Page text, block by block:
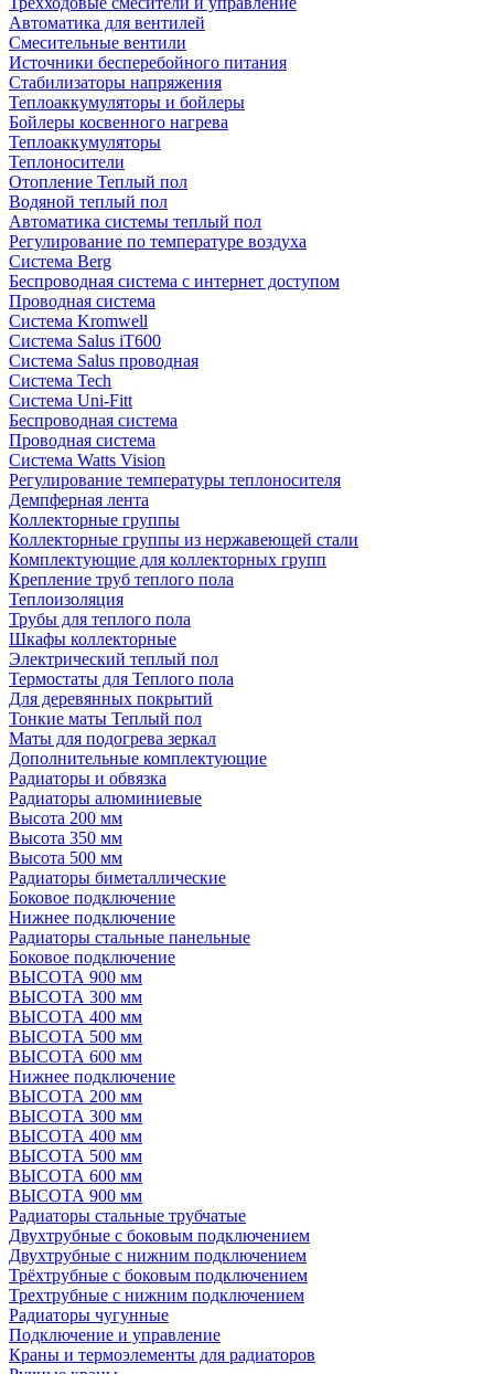
Автоматика для вентилей
Смесительные вентили
Источники бесперебойного питания
Стабилизаторы напряжения
Теплоаккумуляторы и бойлеры
Бойлеры косвенного нагрева
Теплоаккумуляторы
Теплоносители
Отопление Теплый пол
Водяной теплый пол
Автоматика системы теплый пол
Регулирование по температуре воздуха
Система Berg
Беспроводная система с интернет доступом
Проводная система
Система Kromwell
Система Salus iT600
Система Salus проводная
Система Tech
Система Uni-Fitt
Беспроводная система
Проводная система
Система Watts Vision
Регулирование температуры теплоносителя
Демпферная лента
Коллекторные группы
Коллекторные группы из нержавеющей стали
Комплектующие для коллекторных групп
Крепление труб теплого пола
Теплоизоляция
Трубы для теплого пола
Шкафы коллекторные
Электрический теплый пол
Термостаты для Теплого пола
Для деревянных покрытий
Тонкие маты Теплый пол
Маты для подогрева зеркал
Дополнительные комплектующие
Радиаторы и обвязка
Радиаторы алюминиевые
Высота 200 мм
Высота 350 мм
Высота 500 мм
Радиаторы биметаллические
Боковое подключение
Нижнее подключение
Радиаторы стальные панельные
Боковое подключение
ВЫСОТА 900 мм
ВЫСОТА 300 мм
ВЫСОТА 400 мм
ВЫСОТА 500 мм
ВЫСОТА 600 мм
Нижнее подключение
ВЫСОТА 200 мм
ВЫСОТА 300 мм
ВЫСОТА 400 мм
ВЫСОТА 500 мм
ВЫСОТА 600 мм
ВЫСОТА 900 мм
Радиаторы стальные трубчатые
Двухтрубные с боковым подключением
Двухтрубные с нижним подключением
Трёхтрубные с боковым подключением
Трехтрубные с нижним подключением
Радиаторы чугунные
Подключение и управление
Краны и термоэлементы для радиаторов